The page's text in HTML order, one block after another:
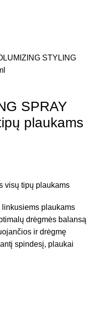
STYLING
SPRAY
plaukams
visų tipų plaukams
plaukams
drėgmės balansą
ir drėgmę
spindesį, plaukai